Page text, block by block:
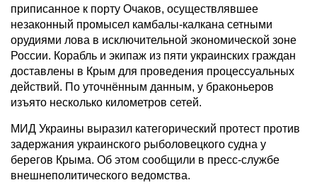
приписанное к порту Очаков, осуществлявшее
незаконный промысел камбалы-калкана сетными
орудиями лова в исключительной экономической зоне
России. Корабль и экипаж из пяти украинских граждан
доставлены в Крым для проведения процессуальных
действий. По уточнённым данным, у браконьеров
изъято несколько километров сетей.
МИД Украины выразил категорический протест против
задержания украинского рыболовецкого судна у
берегов Крыма. Об этом сообщили в пресс-службе
внешнеполитического ведомства.